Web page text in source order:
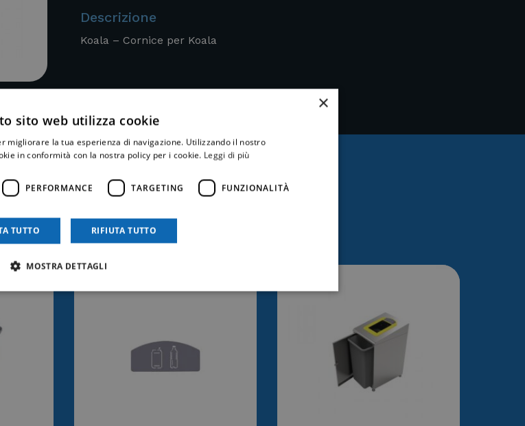
Descrizione
Koala – Cornice per Koala
anche interessare
×
sito web utilizza cookie
migliorare la tua esperienza di navigazione. Utilizzando il nostro
in conformità con la nostra policy per i cookie. Leggi di più
PERFORMANCE TARGETING FUNZIONALITÀ
TUTTO RIFIUTA TUTTO
MOSTRA DETTAGLI